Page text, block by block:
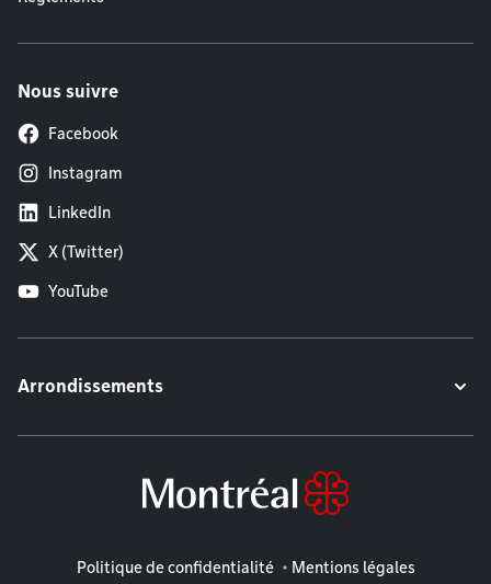
Nous suivre
Facebook
Instagram
LinkedIn
X (Twitter)
YouTube
Arrondissements
Mentions légales
Politique de confidentialité Mentions légales